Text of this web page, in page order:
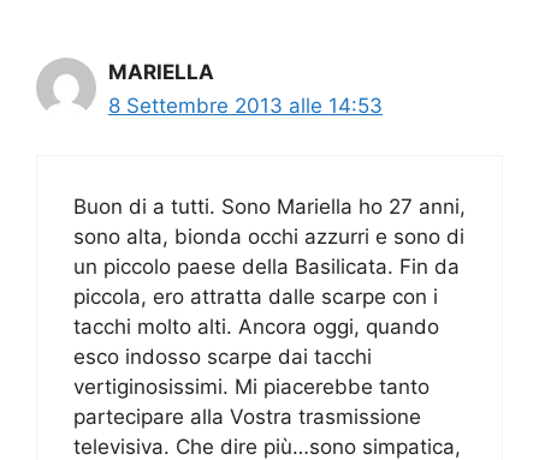
MARIELLA
8 Settembre 2013 alle 14:53
Buon di a tutti. Sono Mariella ho 27 anni,
sono alta, bionda occhi azzurri e sono di
un piccolo paese della Basilicata. Fin da
piccola, ero attratta dalle scarpe con i
tacchi molto alti. Ancora oggi, quando
esco indosso scarpe dai tacchi
vertiginosissimi. Mi piacerebbe tanto
partecipare alla Vostra trasmissione
televisiva. Che dire più…sono simpatica,